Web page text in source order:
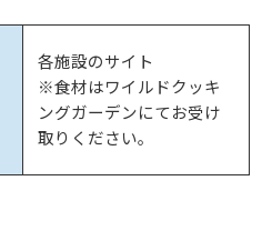
各施設のサイト
※食材はワイルドクッキ
ングガーデンにてお受け
取りください。